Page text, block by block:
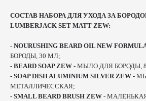
СОСТАВ НАБОРА ДЛЯ УХОДА ЗА
LUMBERJACK SET MATT ZEW:
- NOURUSHING BEARD OIL NEW
БОРОДЫ, 30 МЛ;
- BEARD SOAP ZEW - МЫЛО ДЛЯ БОРОДЫ,
- SOAP DISH ALUMINIUM SILVER ZEW -
МЕТАЛЛИЧЕССКАЯ;
- SMALL BEARD BRUSH ZEW -